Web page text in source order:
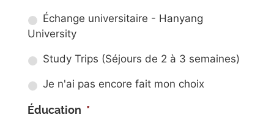
Échange universitaire - Hanyang
University
Study Trips (Séjours de 2 à 3 semaines)
Je n'ai pas encore fait mon choix
Éducation *